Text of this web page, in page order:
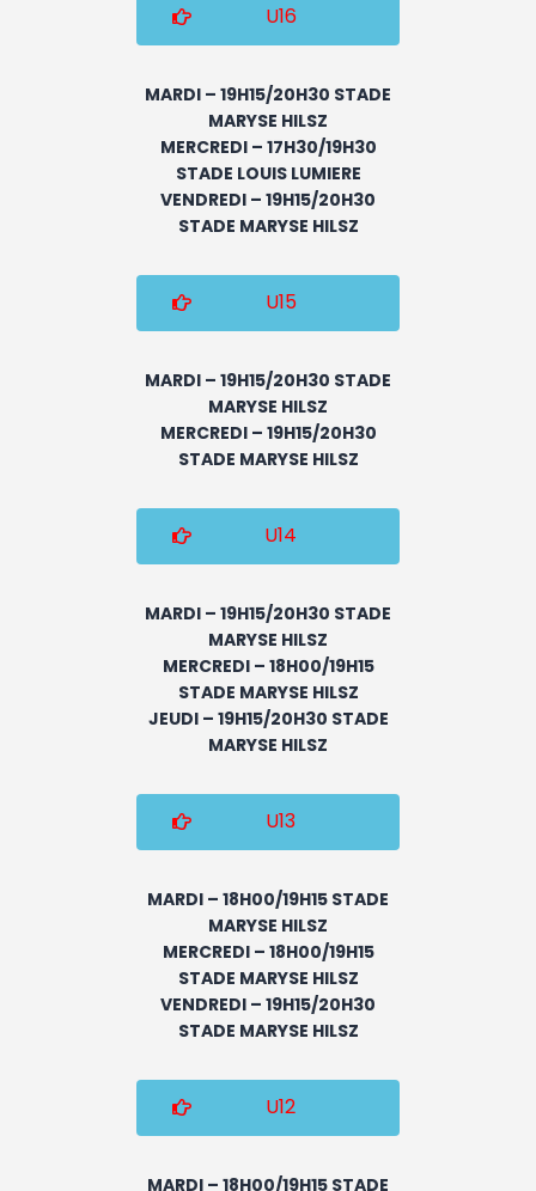
U16
MARDI – 19H15/20H30 STADE
MARYSE HILSZ
MERCREDI – 17H30/19H30
STADE LOUIS LUMIERE
VENDREDI – 19H15/20H30
STADE MARYSE HILSZ
U15
MARDI – 19H15/20H30 STADE
MARYSE HILSZ
MERCREDI – 19H15/20H30
STADE MARYSE HILSZ
U14
MARDI – 19H15/20H30 STADE
MARYSE HILSZ
MERCREDI – 18H00/19H15
STADE MARYSE HILSZ
JEUDI – 19H15/20H30 STADE
MARYSE HILSZ
U13
MARDI – 18H00/19H15 STADE
MARYSE HILSZ
MERCREDI – 18H00/19H15
STADE MARYSE HILSZ
VENDREDI – 19H15/20H30
STADE MARYSE HILSZ
U12
MARDI – 18H00/19H15 STADE